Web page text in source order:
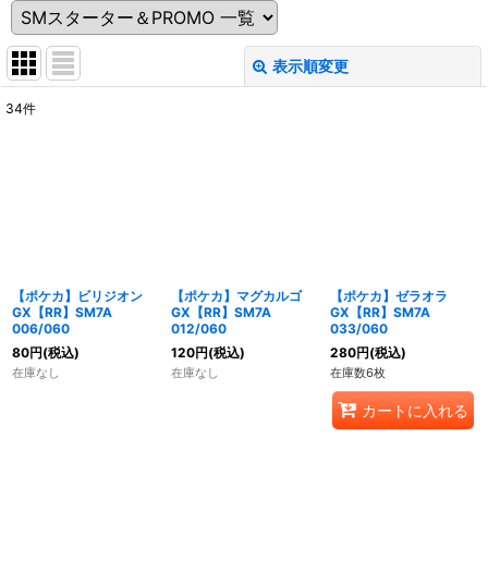
表示順変更
絞り込む
34件
【ポケカ】ビリジオン
GX【RR】SM7A
006/060
80円(税込)
在庫なし
【ポケカ】マグカルゴ
GX【RR】SM7A
012/060
120円(税込)
在庫なし
【ポケカ】ゼラオラ
GX【RR】SM7A
033/060
280円(税込)
在庫数6枚
カートに入れる